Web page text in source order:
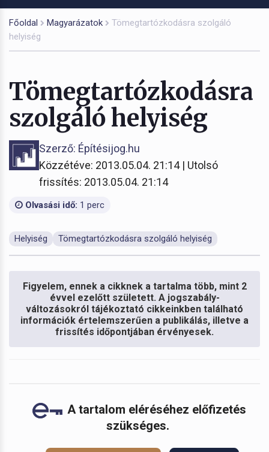
Főoldal Magyarázatok
Tömegtartózkodásra szolgáló
helyiség
Tömegtartózkodásra
szolgáló helyiség
Szerző: Építésijog.hu
Közzétéve: 2013.05.04. 21:14 | Utolsó
frissítés: 2013.05.04. 21:14
Olvasási idő: 1 perc
Helyiség Tömegtartózkodásra szolgáló helyiség
Figyelem, ennek a cikknek a tartalma több, mint 2
évvel ezelőtt született. A jogszabály-
változásokról tájékoztató cikkeinkben található
információk értelemszerűen a publikálás, illetve a
frissítés időpontjában érvényesek.
A tartalom eléréséhez előfizetés
szükséges.